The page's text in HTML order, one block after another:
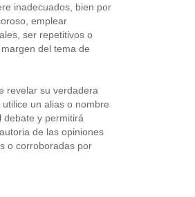
inadecuados, bien por
emplear
ser repetitivos o
del tema de
revelar su verdadera
un alias o nombre
debate y permitirá
de las opiniones
o corroboradas por